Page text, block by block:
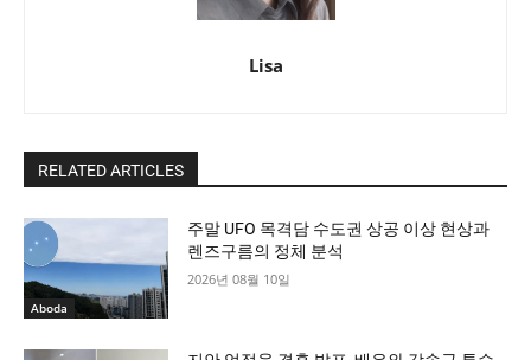
Lisa
RELATED ARTICLES
Aboda
주말 UFO 목격담 수도권 상공 이상 현상과
렌즈구름의 정체 분석
2026년 08월 10일